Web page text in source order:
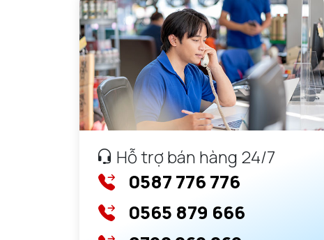
Hỗ trợ bán hàng 24/7
0587 776 776
0565 879 666